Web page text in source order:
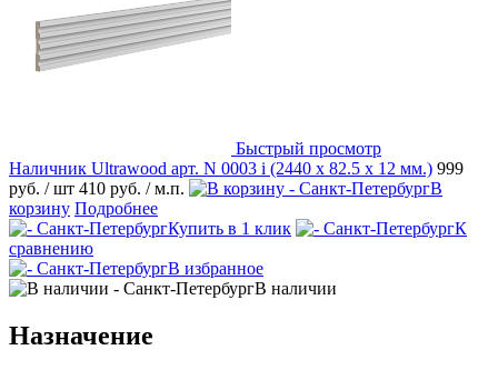
Быстрый просмотр
Наличник Ultrawood арт. N 0003 i (2440 х 82.5 х 12 мм.) 999
руб. / шт 410 руб. / м.п.
В
корзину Подробнее
Купить в 1 клик
К
сравнению
В избранное
В наличии
Назначение